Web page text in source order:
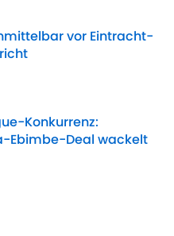
vor Eintracht-
Date
Konkurrenz:
Ebimbe-Deal wackelt
Date